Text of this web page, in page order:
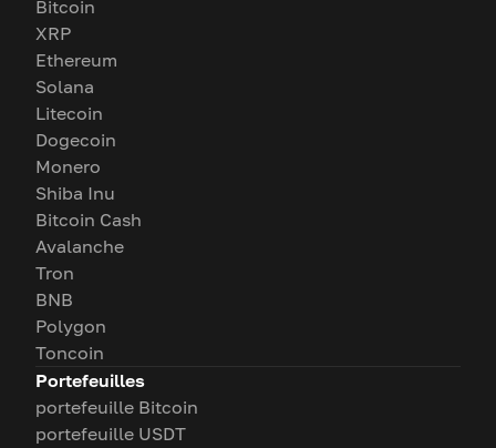
Bitcoin
XRP
Ethereum
Solana
Litecoin
Dogecoin
Monero
Shiba Inu
Bitcoin Cash
Avalanche
Tron
BNB
Polygon
Toncoin
Portefeuilles
portefeuille Bitcoin
portefeuille USDT